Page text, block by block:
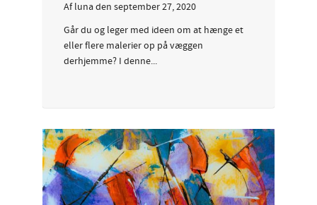
Aflunaden september 27, 2020
Går du og leger med ideen om at hænge et
eller flere malerier op på væggen
derhjemme? I denne...